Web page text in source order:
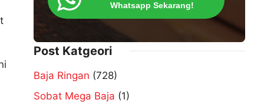
Whatsapp Sekarang!
Post Katgeori
Baja Ringan (728)
Sobat Mega Baja (1)